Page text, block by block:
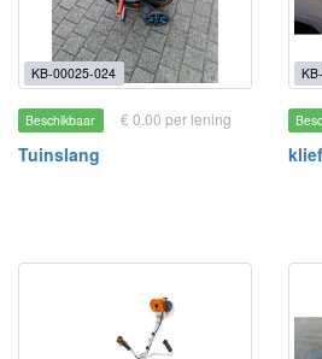
KB-00025-024
Beschikbaar € 0.00 per lening
Tuinslang